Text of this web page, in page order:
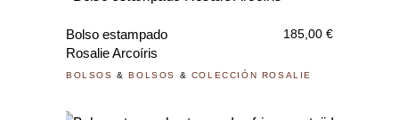
Bolso estampado
Rosalie Arcoíris
185,00 €
BOLSOS &BOLSOS & COLECCIÓN ROSALIE